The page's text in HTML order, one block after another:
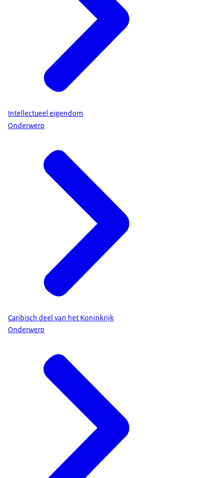
Intellectueel eigendom
Onderwerp
Caribisch deel van het Koninkrijk
Onderwerp